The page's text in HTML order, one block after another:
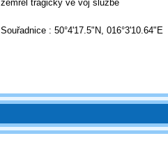
zemřel tragicky ve voj službě
Souřadnice : 50°4'17.5"N, 016°3'10.64"E